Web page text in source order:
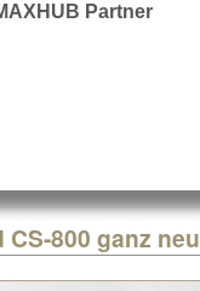
sind da
Partner
CS-800 ganz neu